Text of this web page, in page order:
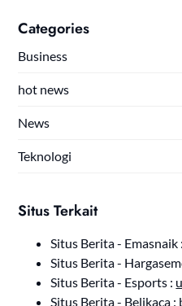
Categories
Business
hot news
News
Teknologi
Situs Terkait
Situs Berita - Emasnaik
Situs Berita -
Situs Berita - Esports :
Situs Berita - Belikaca :